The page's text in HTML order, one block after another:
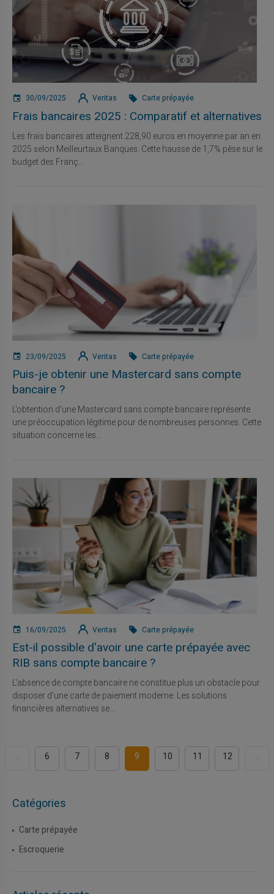
30/09/2025 Veritas Carte prépayée
Frais bancaires 2025 : Comparatif et alternatives
Les frais bancaires atteignent 228,90 euros en moyenne par an en
2025 selon Meilleurtaux Banques. Cette hausse de 1,7% pèse sur le
budget des Franç...
23/09/2025 Veritas Carte prépayée
Puis-je obtenir une Mastercard sans compte
bancaire ?
L'obtention d'une Mastercard sans compte bancaire représente
une préoccupation légitime pour de nombreuses personnes. Cette
situation concerne les...
16/09/2025 Veritas Carte prépayée
Est-il possible d'avoir une carte prépayée avec
RIB sans compte bancaire ?
L'absence de compte bancaire ne constitue plus un obstacle pour
disposer d'une carte de paiement moderne. Les solutions
financières alternatives se...
... 6 7 8 9 10 11 12 ...
Catégories
Carte prépayée
Escroquerie